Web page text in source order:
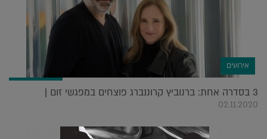
אירועים
3 בסדרה אחת: ברנוביץ קרוננברג פוצחים במפגשי זום |
02.11.2020